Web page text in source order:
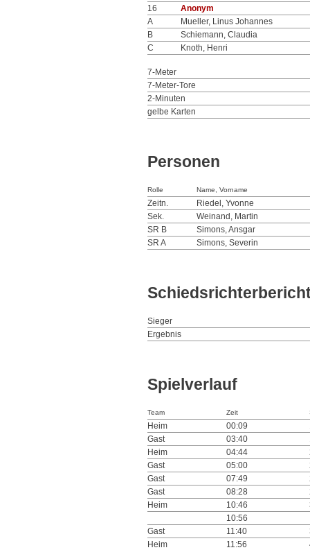
16
Anonym
A
Mueller, Linus Johannes
B
Schiemann, Claudia
C
Knoth, Henri
7-Meter
7-Meter-Tore
2-Minuten
gelbe Karten
Personen
Rolle Name, Vorname
Zeitn.
Riedel, Yvonne
Sek.
Weinand, Martin
SR B
Simons, Ansgar
SR A
Simons, Severin
Sieger
Ergebnis
Spielverlauf
Team Zeit
Heim 00:09
Gast
03:40
Heim
04:44
Gast
05:00
Gast
07:49
Gast
08:28
Heim
10:46
10:56
Gast
11:40
Heim
11:56